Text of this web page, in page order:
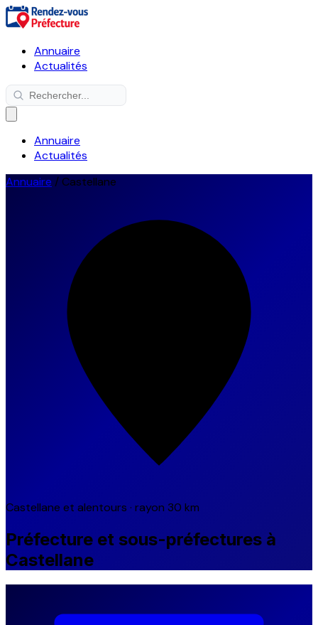
Annuaire
Actualités
Annuaire
Actualités
Annuaire / Castellane
Castellane et alentours · rayon 30 km
Préfecture et sous-préfectures à
Castellane